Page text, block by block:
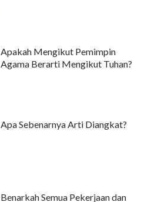
Apakah Mengikut Pemimpin
Agama Berarti Mengikut Tuhan?
Apa Sebenarnya Arti Diangkat?
Benarkah Semua Pekerjaan dan